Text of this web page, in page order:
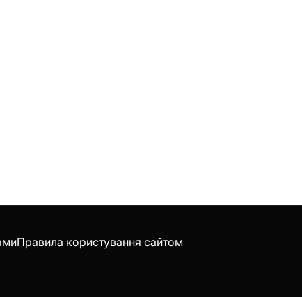
Правила користування сайтом